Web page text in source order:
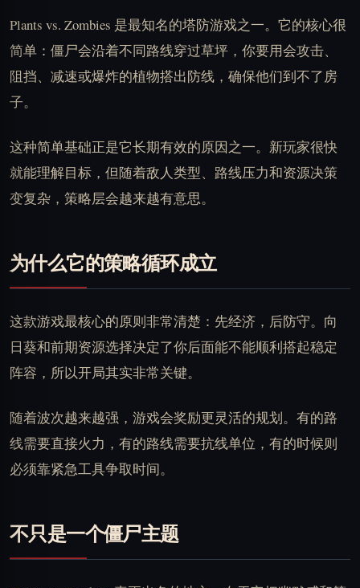
Plants vs. Zombies 是最知名的塔防游戏之一。它的核心很
简单：僵尸会沿着不同路线穿过草坪，你要用会攻击、
阻挡、减速或爆炸的植物搭出防线，确保他们到不了房
子。
这种简单基础正是它长期有效的原因之一。新玩家很快
就能理解目标，但随着敌人类型、路线压力和资源决策
变复杂，策略层会越来越有意思。
为什么它的策略循环成立
这款游戏最核心的原则非常清楚：先经济，后防守。向
日葵和前期资源选择决定了你后面能不能顺利搭起稳定
阵容，所以开局其实非常关键。
随着波次越来越强，游戏会奖励更灵活的规划。有的路
线需要直接火力，有的路线需要抗线单位，有的时候则
必须靠紧急工具争取时间。
不只是一个僵尸主题